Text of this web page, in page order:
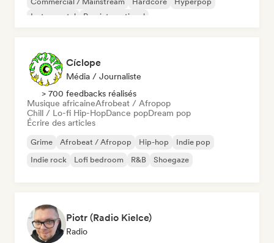
Instrumental
Pop international
Cíclope
Média / Journaliste
> 700 feedbacks réalisés
Musique africaineAfrobeat / Afropop
Chill / Lo-fi Hip-HopDance popDream pop
Écrire des articles
Grime Afrobeat / Afropop Hip-hop
Indie pop
Indie rock
Lofi bedroom R&B Shoegaze
Piotr (Radio Kielce)
Radio